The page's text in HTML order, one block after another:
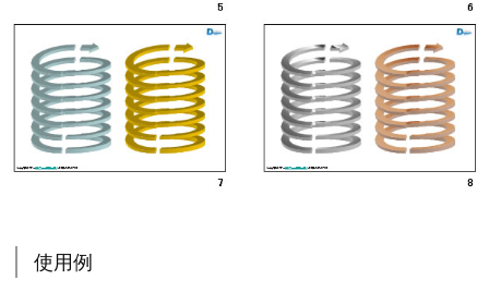
使用例